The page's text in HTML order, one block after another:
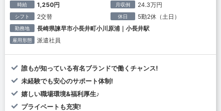
時給 1,250円 月収例 24.3万円
シフト 2交替 休日 5勤2休（土日）
勤務地 長崎県諫早市小長井町小川原浦｜小長井駅
雇用形態 派遣社員
誰もが知っている有名ブランドで働くチャンス!
未経験でも安心のサポート体制!
嬉しい職場環境&福利厚生♪
プライベートも充実!